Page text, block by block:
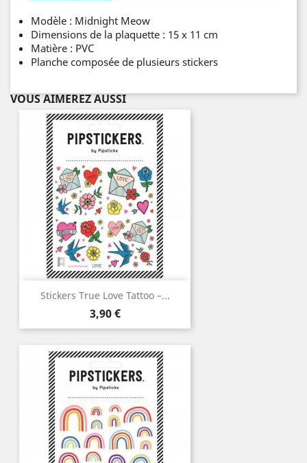
Modèle : Midnight Meow
Dimensions de la plaquette : 15 x 11 cm
Matière : PVC
Planche composée de plusieurs stickers
VOUS AIMEREZ AUSSI
Stickers True Love Tattoo –...
Prix
3,90 €